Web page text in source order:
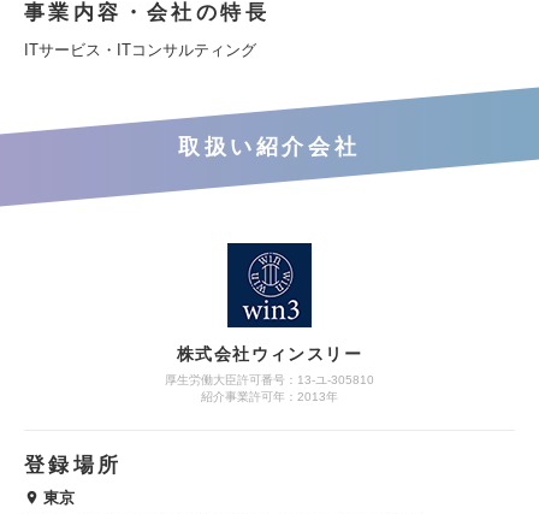
事業内容・会社の特長
ITサービス・ITコンサルティング
取扱い紹介会社
株式会社ウィンスリー
厚生労働大臣許可番号：13-ユ-305810
紹介事業許可年：2013年
登録場所
東京